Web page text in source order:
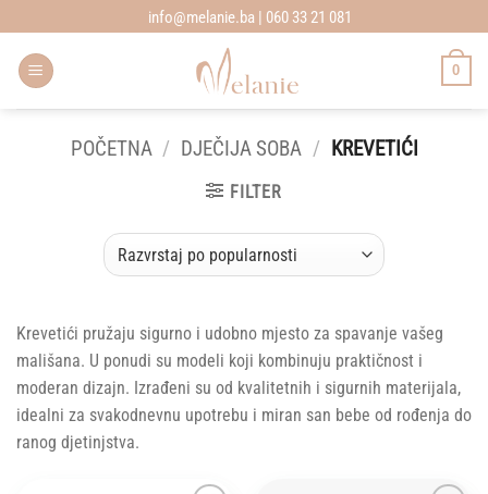
to
content
info@melanie.ba | 060 33 21 081
0
POČETNA / DJEČIJA SOBA / KREVETIĆI
FILTER
Krevetići pružaju sigurno i udobno mjesto za spavanje vašeg
mališana. U ponudi su modeli koji kombinuju praktičnost i
moderan dizajn. Izrađeni su od kvalitetnih i sigurnih materijala,
idealni za svakodnevnu upotrebu i miran san bebe od rođenja do
ranog djetinjstva.